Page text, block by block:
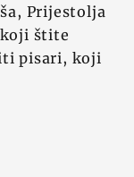
Prijestolja
štite
pisari, koji